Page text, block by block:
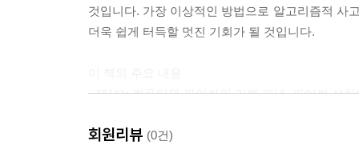
11.1 들어가기 125
11.2 유용한 수학 함수, 메서드, 상수 126
11.5 프로그래밍 연습문제 138
12장 복잡한 수식 140
것입니다. 가장 이상적인 방법으로 알고리즘적 사
더욱 쉽게 터득할 멋진 기회가 될 것입니다.
· 제1부: 컴퓨터와 파이썬의 기본 개념, 파이썬 설
· 제3부: 순차 제어 구조를 다양한 예제로 배운다.
회원리뷰 (0건)